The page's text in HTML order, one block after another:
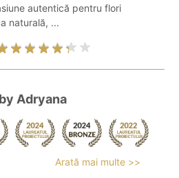
autentică pentru flori
naturală, ...
Adryana
Arată mai multe >>